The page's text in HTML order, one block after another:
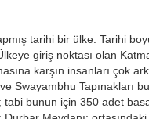
tarihi bir ülke. Tarihi
giriş noktası olan
karşın insanları çok
Tapınakları
bunun için 350 adet